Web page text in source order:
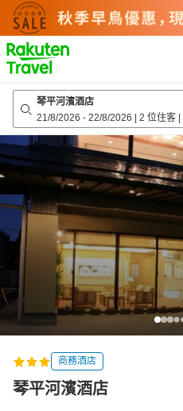
to
top
page
琴平河濱酒店
21/8/2026 - 22/8/2026 | 2 位住客 |
商務酒店
琴平河濱酒店